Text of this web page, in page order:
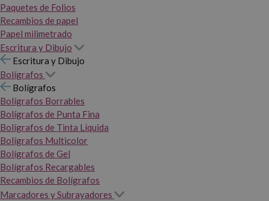
Paquetes de Folios
Recambios de papel
Papel milimetrado
Escritura y Dibujo
Escritura y Dibujo
Bolígrafos
Bolígrafos
Bolígrafos Borrables
Bolígrafos de Punta Fina
Bolígrafos de Tinta Líquida
Bolígrafos Multicolor
Bolígrafos de Gel
Bolígrafos Recargables
Recambios de Bolígrafos
Marcadores y Subrayadores